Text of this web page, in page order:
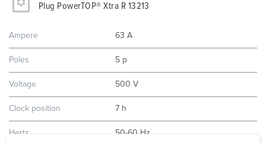
Plug PowerTOP® Xtra R 13213
Ampere 63 A
Poles 5 p
Voltage 500 V
Clock position 7 h
Hertz 50-60 Hz